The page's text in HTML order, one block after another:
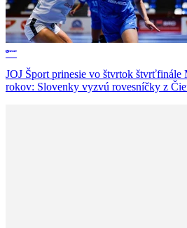
JOJ Šport prinesie vo štvrtok štvrťfinále
rokov: Slovenky vyzvú rovesníčky z